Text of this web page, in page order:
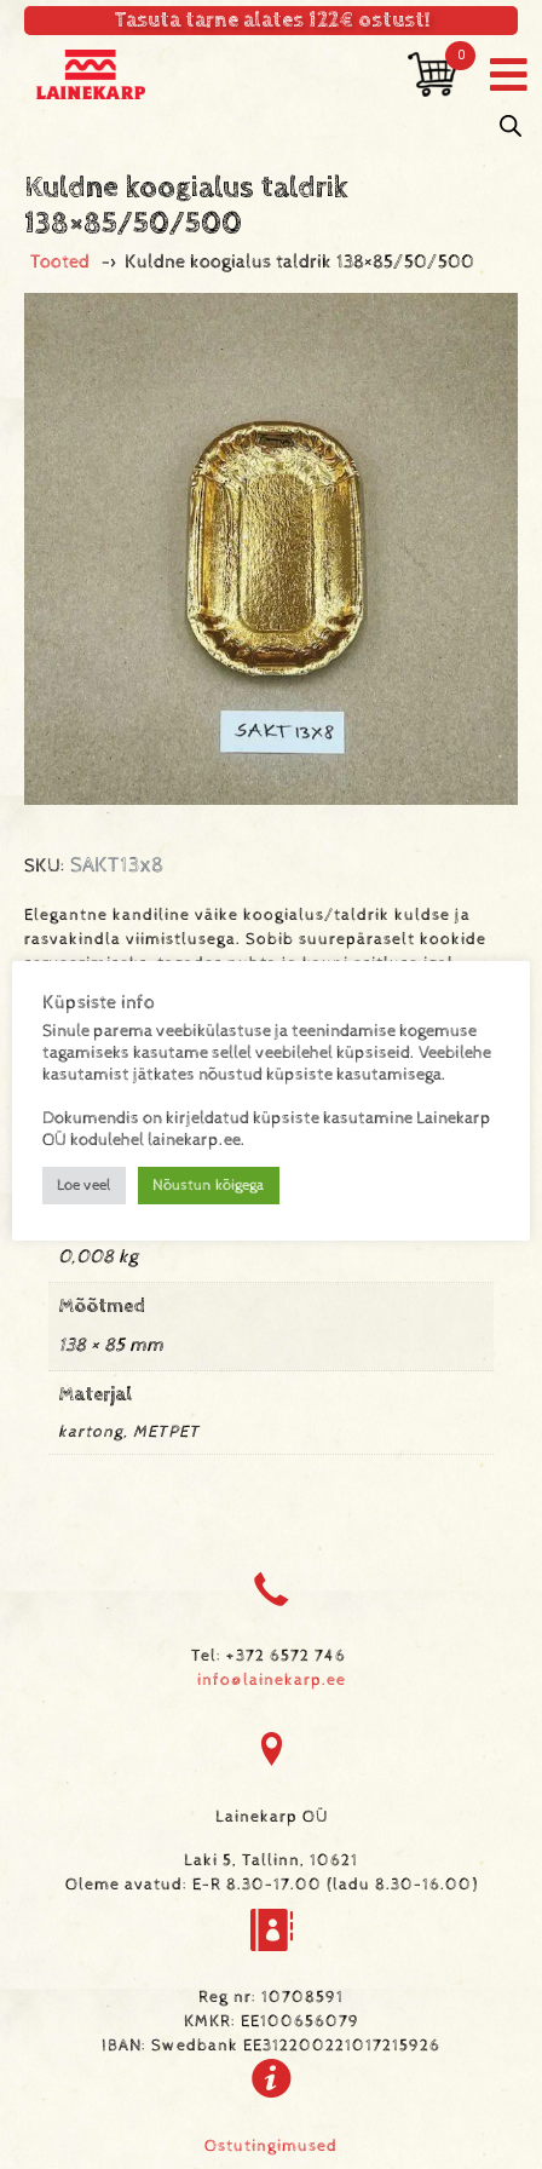
Tasuta tarne alates 122€ ostust!
0
Kuldne koogialus taldrik
138×85/50/500
Tooted -> Kuldne koogialus taldrik 138×85/50/500
SKU: SAKT13x8
Elegantne kandiline väike koogialus/taldrik kuldse ja
rasvakindla viimistlusega. Sobib suurepäraselt kookide
serveerimiseks, tagades puhta ja kauni esitluse igal
Lisa toode päringukorvi
Lisainfo
0,008 kg
Mõõtmed
138 × 85 mm
Materjal
kartong, METPET
Küpsiste info
Sinule parema veebikülastuse ja teenindamise kogemuse
tagamiseks kasutame sellel veebilehel küpsiseid. Veebilehe
kasutamist jätkates nõustud küpsiste kasutamisega.
Dokumendis on kirjeldatud küpsiste kasutamine Lainekarp
OÜ kodulehel lainekarp.ee.
Loe veel Nõustun kõigega
Tel: +372 6572 746
info@lainekarp.ee
Lainekarp OÜ
Laki 5, Tallinn, 10621
Oleme avatud: E-R 8.30-17.00 (ladu 8.30-16.00)
Reg nr: 10708591
KMKR: EE100656079
IBAN: Swedbank EE312200221017215926
Ostutingimused